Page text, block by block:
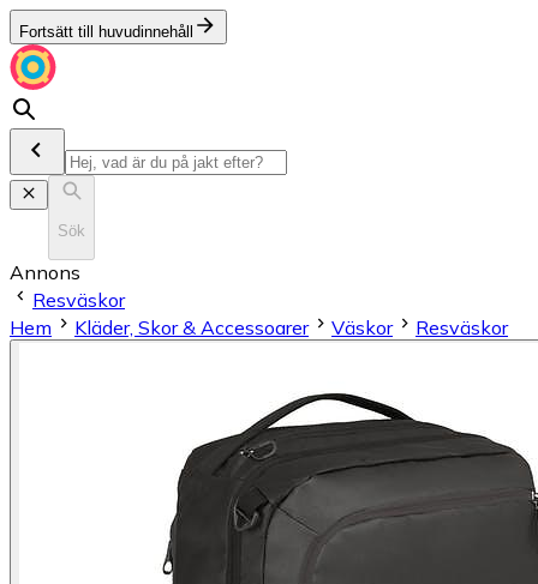
Fortsätt till huvudinnehåll
Sök
Annons
Resväskor
Hem
Kläder, Skor & Accessoarer Väskor Resväskor